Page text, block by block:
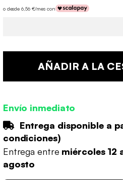
o desde 6,56 €/mes con
AÑADIR A LA
Envío inmediato
Entrega disponible a
condiciones)
Entrega entre miércoles 12
agosto